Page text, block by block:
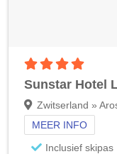
Sunstar Hotel
Zwitserland »
MEER INFO
Inclusief skipas